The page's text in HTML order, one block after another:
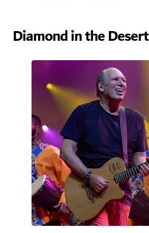
Diamond in the Desert